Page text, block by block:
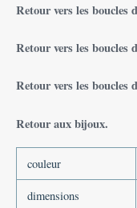
Retour vers les boucles
Retour vers les boucles
Retour vers les boucles
Retour aux bijoux.
couleur
dimensions